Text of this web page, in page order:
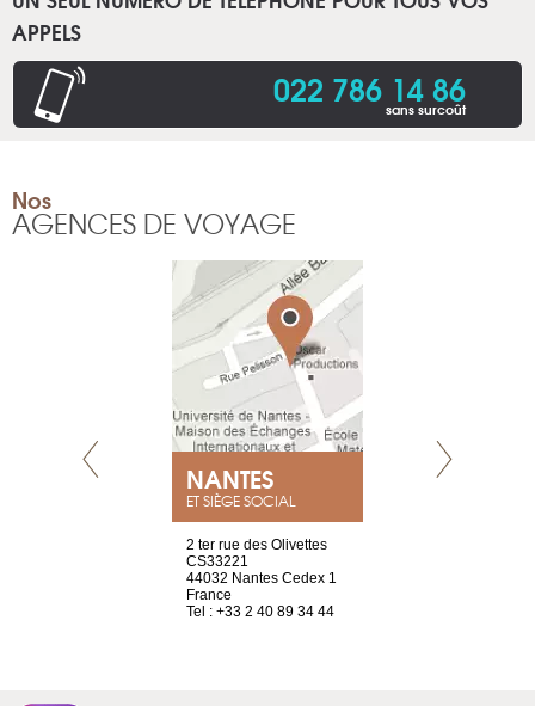
APPELS
022 786 14 86
sans surcoût
Nos
AGENCES DE VOYAGE
NANTES
ET SIÈGE SOCIAL
2 ter rue des Olivettes
CS33221
44032 Nantes Cedex 1
France
Tel : +33 2 40 89 34 44